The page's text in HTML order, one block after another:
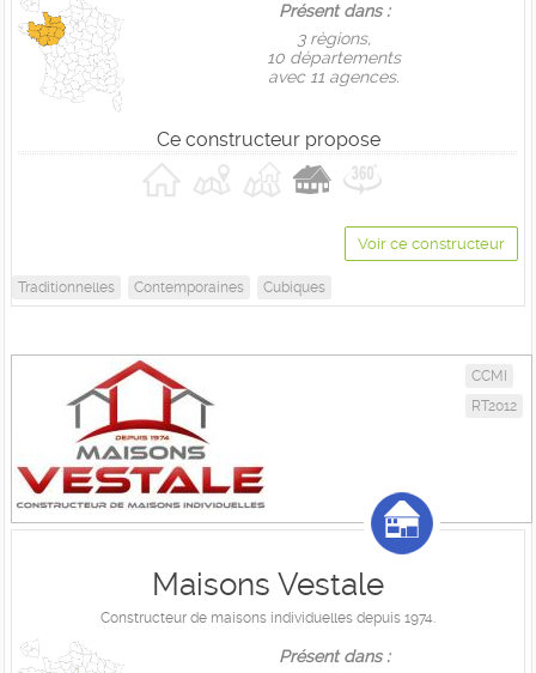
Présent dans :
3 règions,
10 départements
avec 11 agences.
Ce constructeur propose
Voir ce constructeur
Traditionnelles Contemporaines Cubiques
CCMI
RT2012
Maisons Vestale
Constructeur de maisons individuelles depuis 1974.
Présent dans :